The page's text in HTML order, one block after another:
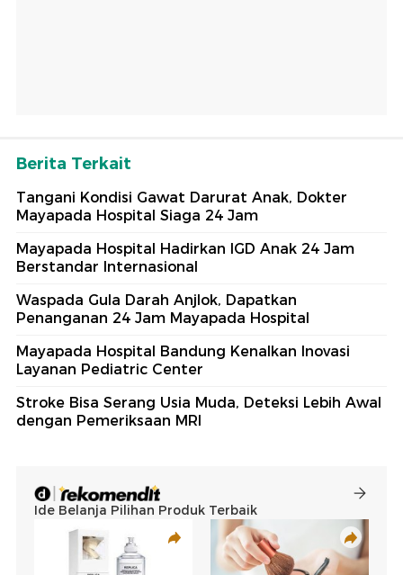
Berita Terkait
Tangani Kondisi Gawat Darurat Anak, Dokter
Mayapada Hospital Siaga 24 Jam
Mayapada Hospital Hadirkan IGD Anak 24 Jam
Berstandar Internasional
Waspada Gula Darah Anjlok, Dapatkan
Penanganan 24 Jam Mayapada Hospital
Mayapada Hospital Bandung Kenalkan Inovasi
Layanan Pediatric Center
Stroke Bisa Serang Usia Muda, Deteksi Lebih Awal
dengan Pemeriksaan MRI